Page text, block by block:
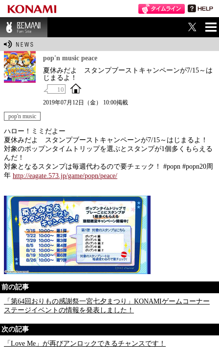
BEMANI Fan Sit
pop'n music peace
夏休みだよ スタンプブーストキャンペーンが7/15～は
じまるよ！
10
2019年07月12日（金） 10:00掲載
pop'n music
ハロー！ミミだよー
夏休みだよ スタンプブーストキャンペーンが7/15～はじまるよ！
対象のポップンタイムトリップを選ぶとスタンプが1個多くもらえる
んだ！
対象となるスタンプは毎週代わるので要チェック！ #popn #popn20周
年 http://eagate.573.jp/game/popn/peace/
前の記事
「第64回おりもの感謝祭一宮七夕まつり」KONAMIゲームコーナー
ステージイベントの情報を発表しました！
次の記事
「Love Me」が再びアンロックできるチャンスです！